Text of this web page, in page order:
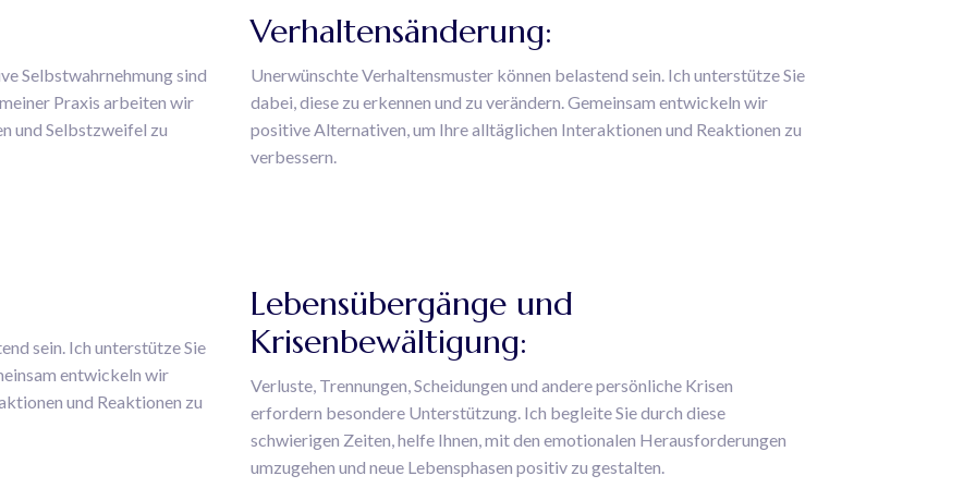
Selbstwahrnehmung sind
Praxis arbeiten wir
und Selbstzweifel zu
Verhaltensänderung:
Unerwünschte Verhaltensmuster können belastend sein. Ich unterstütze Sie
dabei, diese zu erkennen und zu verändern. Gemeinsam entwickeln wir
positive Alternativen, um Ihre alltäglichen Interaktionen und Reaktionen zu
verbessern.
sein. Ich unterstütze Sie
entwickeln wir
und Reaktionen zu
Lebensübergänge und
Krisenbewältigung:
Verluste, Trennungen, Scheidungen und andere persönliche Krisen
erfordern besondere Unterstützung. Ich begleite Sie durch diese
schwierigen Zeiten, helfe Ihnen, mit den emotionalen Herausforderungen
umzugehen und neue Lebensphasen positiv zu gestalten.